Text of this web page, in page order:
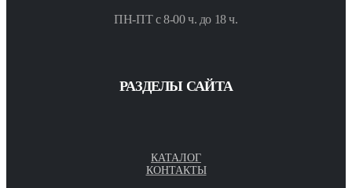
ПН-ПТ с 8-00 ч. до 18 ч.
РАЗДЕЛЫ САЙТА
КАТАЛОГ
КОНТАКТЫ